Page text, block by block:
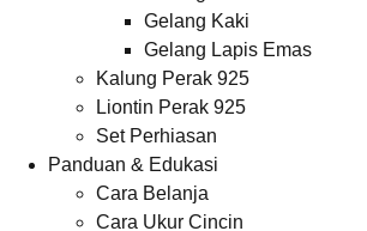
Gelang Kaki
Gelang Lapis Emas
Kalung Perak 925
Liontin Perak 925
Set Perhiasan
Panduan & Edukasi
Cara Belanja
Cara Ukur Cincin